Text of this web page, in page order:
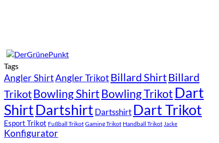
Tags
Angler ShirtAngler TrikotBillard ShirtBillard
TrikotBowling Shirt Bowling Trikot Dart
ShirtDartshirt Dartsshirt Dart Trikot
Esport Trikot Fußball Trikot Gaming Trikot Handball Trikot Jacke
Konfigurator